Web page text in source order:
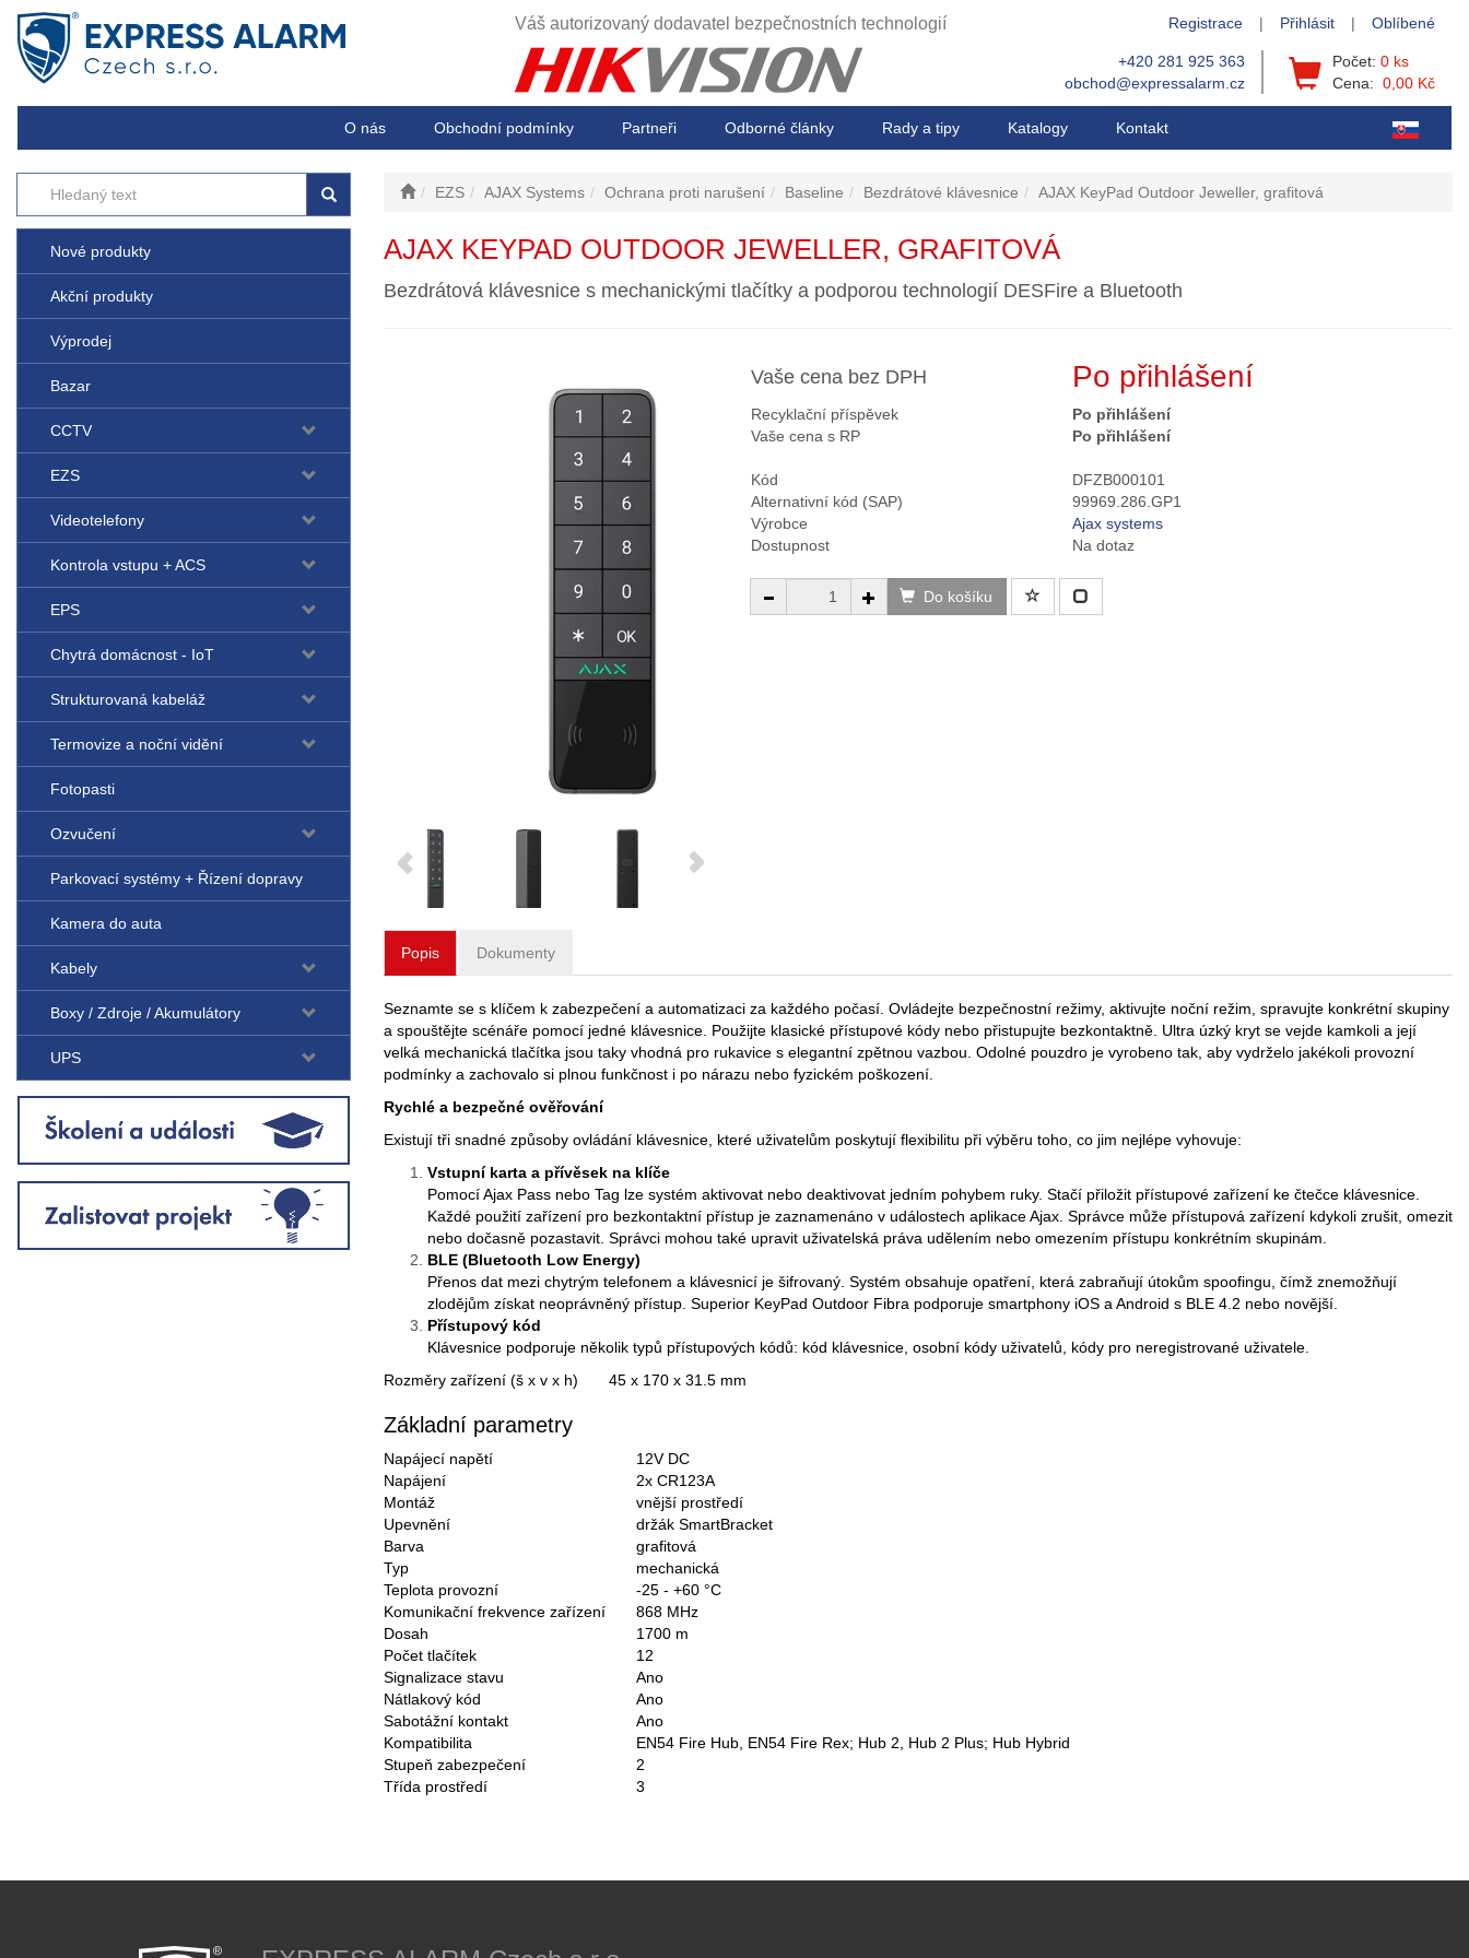
Váš autorizovaný dodavatel bezpečnostních technologií Registrace | Přihlásit | Oblíbené
+420 281 925 363
obchod@expressalarm.cz
Počet: 0 ks
Cena: 0,00 Kč
O nás Obchodní podmínky Partneři Odborné články Rady a tipy Katalogy Kontakt
Nové produkty
Akční produkty
Výprodej
Bazar
CCTV
EZS
Videotelefony
Kontrola vstupu + ACS
EPS
Chytrá domácnost - IoT
Strukturovaná kabeláž
Termovize a noční vidění
Fotopasti
Ozvučení
Parkovací systémy + Řízení dopravy
Kamera do auta
Kabely
Boxy / Zdroje / Akumulátory
UPS
EZS AJAX Systems Ochrana proti narušení Baseline Bezdrátové klávesnice AJAX KeyPad Outdoor Jeweller, grafitová
AJAX KEYPAD OUTDOOR JEWELLER, GRAFITOVÁ
Bezdrátová klávesnice s mechanickými tlačítky a podporou technologií DESFire a Bluetooth
Vaše cena bez DPH Po přihlášení
Recyklační příspěvek
Po přihlášení
Vaše cena s RP
Po přihlášení
Kód
DFZB000101
Alternativní kód (SAP)
99969.286.GP1
Výrobce
Ajax systems
Dostupnost
Na dotaz
Do košíku
Popis Dokumenty
Seznamte se s klíčem k zabezpečení a automatizaci za každého počasí. Ovládejte bezpečnostní režimy, aktivujte noční režim, spravujte konkrétní skupiny
a spouštějte scénáře pomocí jedné klávesnice. Použijte klasické přístupové kódy nebo přistupujte bezkontaktně. Ultra úzký kryt se vejde kamkoli a její
velká mechanická tlačítka jsou taky vhodná pro rukavice s elegantní zpětnou vazbou. Odolné pouzdro je vyrobeno tak, aby vydrželo jakékoli provozní
podmínky a zachovalo si plnou funkčnost i po nárazu nebo fyzickém poškození.
Rychlé a bezpečné ověřování
Existují tři snadné způsoby ovládání klávesnice, které uživatelům poskytují flexibilitu při výběru toho, co jim nejlépe vyhovuje:
Vstupní karta a přívěsek na klíče
Pomocí Ajax Pass nebo Tag lze systém aktivovat nebo deaktivovat jedním pohybem ruky. Stačí přiložit přístupové zařízení ke čtečce klávesnice.
Každé použití zařízení pro bezkontaktní přístup je zaznamenáno v událostech aplikace Ajax. Správce může přístupová zařízení kdykoli zrušit, omezit
nebo dočasně pozastavit. Správci mohou také upravit uživatelská práva udělením nebo omezením přístupu konkrétním skupinám.
BLE (Bluetooth Low Energy)
Přenos dat mezi chytrým telefonem a klávesnicí je šifrovaný. Systém obsahuje opatření, která zabraňují útokům spoofingu, čímž znemožňují
zlodějům získat neoprávněný přístup. Superior KeyPad Outdoor Fibra podporuje smartphony iOS a Android s BLE 4.2 nebo novější.
Přístupový kód
Klávesnice podporuje několik typů přístupových kódů: kód klávesnice, osobní kódy uživatelů, kódy pro neregistrované uživatele.
Rozměry zařízení (š x v x h) 45 x 170 x 31.5 mm
Základní parametry
Napájecí napětí
12V DC
Napájení
2x CR123A
Montáž
vnější prostředí
Upevnění
držák SmartBracket
Barva
grafitová
Typ
mechanická
Teplota provozní
-25 - +60 °C
Komunikační frekvence zařízení 868 MHz
Dosah
1700 m
Počet tlačítek
12
Signalizace stavu
Ano
Nátlakový kód
Ano
Sabotážní kontakt
Ano
Kompatibilita
EN54 Fire Hub, EN54 Fire Rex; Hub 2, Hub 2 Plus; Hub Hybrid
Stupeň zabezpečení
2
Třída prostředí
3